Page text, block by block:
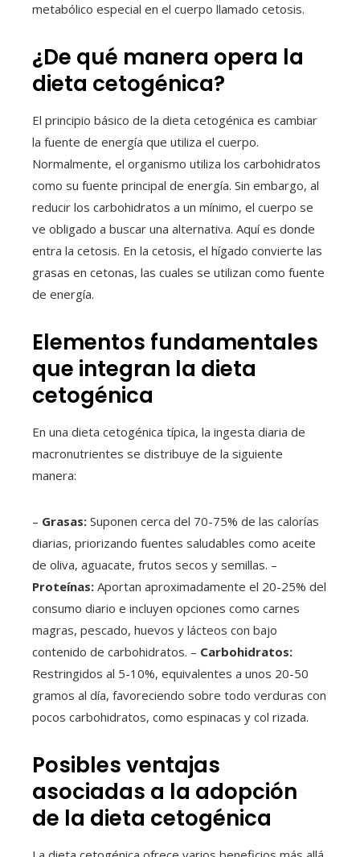
metabólico especial en el cuerpo llamado cetosis.
¿De qué manera opera la
dieta cetogénica?
El principio básico de la dieta cetogénica es cambiar
la fuente de energía que utiliza el cuerpo.
Normalmente, el organismo utiliza los carbohidratos
como su fuente principal de energía. Sin embargo, al
reducir los carbohidratos a un mínimo, el cuerpo se
ve obligado a buscar una alternativa. Aquí es donde
entra la cetosis. En la cetosis, el hígado convierte las
grasas en cetonas, las cuales se utilizan como fuente
de energía.
Elementos fundamentales
que integran la dieta
cetogénica
En una dieta cetogénica típica, la ingesta diaria de
macronutrientes se distribuye de la siguiente
manera:
– Grasas: Suponen cerca del 70-75% de las calorías
diarias, priorizando fuentes saludables como aceite
de oliva, aguacate, frutos secos y semillas. –
Proteínas: Aportan aproximadamente el 20-25% del
consumo diario e incluyen opciones como carnes
magras, pescado, huevos y lácteos con bajo
contenido de carbohidratos. – Carbohidratos:
Restringidos al 5-10%, equivalentes a unos 20-50
gramos al día, favoreciendo sobre todo verduras con
pocos carbohidratos, como espinacas y col rizada.
Posibles ventajas
asociadas a la adopción
de la dieta cetogénica